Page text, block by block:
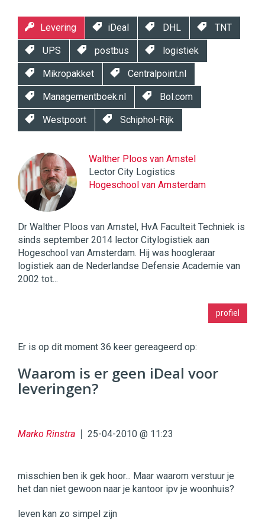
Levering iDeal DHL TNT
UPS postbus logistiek
Mikropakket Centralpoint.nl
Managementboek.nl Bol.com
Westpoort Schiphol-Rijk
Walther Ploos van Amstel
Lector City Logistics
Hogeschool van Amsterdam
Dr Walther Ploos van Amstel, HvA Faculteit Techniek is
sinds september 2014 lector Citylogistiek aan
Hogeschool van Amsterdam. Hij was hoogleraar
logistiek aan de Nederlandse Defensie Academie van
2002 tot...
profiel
Commerce https://twinklemagazine.nl
9654
Er is op dit moment 36 keer gereageerd op:
Waarom is er geen iDeal voor
leveringen?
Marko Rinstra 25-04-2010 @ 11:23
misschien ben ik gek hoor... Maar waarom verstuur je
het dan niet gewoon naar je kantoor ipv je woonhuis?
leven kan zo simpel zijn